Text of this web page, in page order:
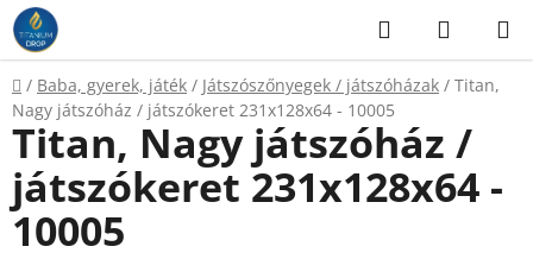
Ugrás
fő
tartalomhoz
KeresésKOSÁR
Kezdőlap
/ Baba, gyerek, játék / Játszószőnyegek / játszóházak / Titan,
Nagy játszóház / játszókeret 231x128x64 - 10005
Titan, Nagy játszóház /
játszókeret 231x128x64 -
10005